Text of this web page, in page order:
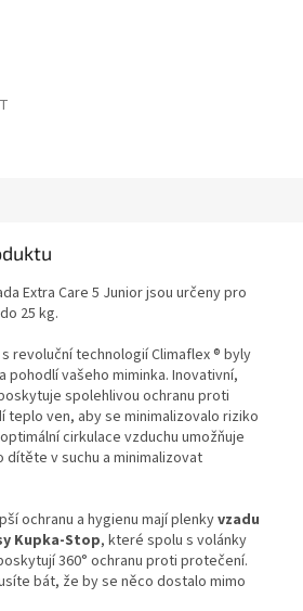
Extra Care 5 Junior jsou určeny pro
25 kg.
s revoluční technologií Climaflex ® byly
pohodlí vašeho miminka. Inovativní,
spolehlivou ochranu proti
teplo ven, aby se minimalizovalo riziko
cirkulace vzduchu umožňuje
v suchu a minimalizovat
ochranu a hygienu mají plenkyvzadu
Kupka-Stop, které spolu s volánky
360° ochranu proti protečení.
bát, že by se něco dostalo mimo